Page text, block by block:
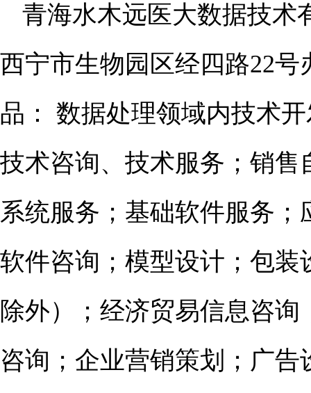
青海水木远医大数据技术
西宁市生物园区经四路22
品： 数据处理领域内技术
技术咨询、技术服务；销
系统服务；基础软件服务
软件咨询；模型设计；包
除外）；经济贸易信息咨
咨询；企业营销策划；广